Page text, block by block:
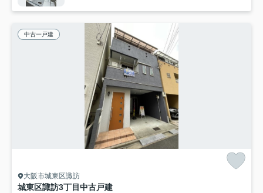
中古一戸建
大阪市城東区諏訪
城東区諏訪3丁目中古戸建